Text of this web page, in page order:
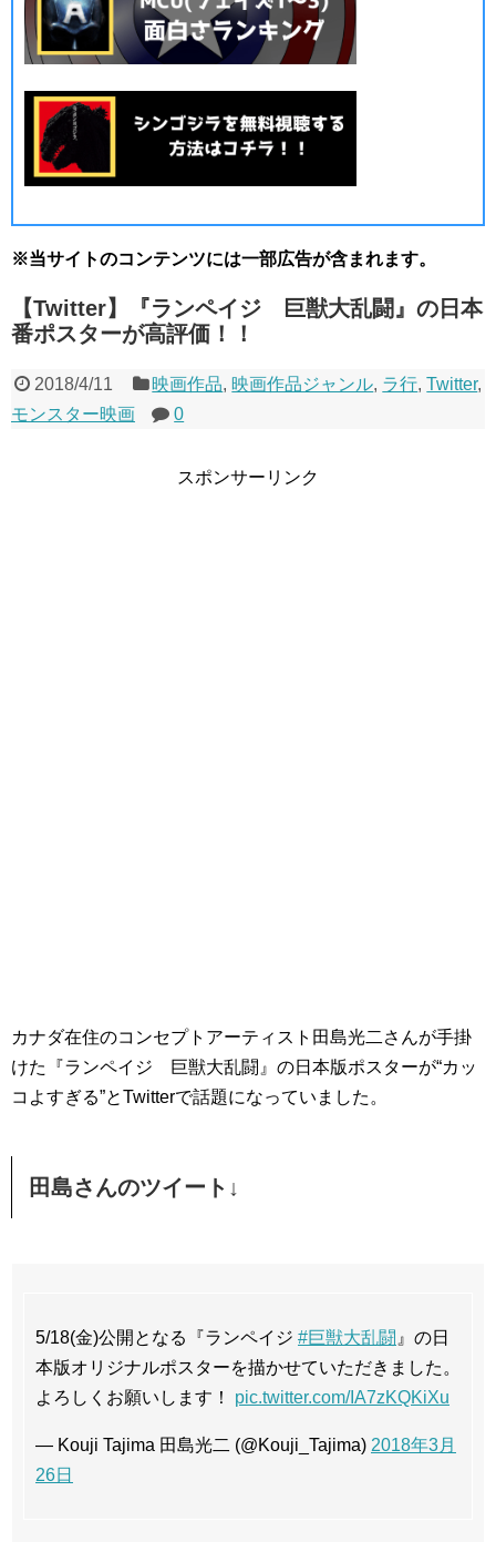
※当サイトのコンテンツには一部広告が含まれます。
【Twitter】『ランペイジ 巨獣大乱闘』の日本
番ポスターが高評価！！
2018/4/11 映画作品, 映画作品ジャンル, ラ行,Twitter,
モンスター映画
0
スポンサーリンク
カナダ在住のコンセプトアーティスト田島光二さんが手掛
けた『ランペイジ 巨獣大乱闘』の日本版ポスターが“カッ
コよすぎる”とTwitterで話題になっていました。
田島さんのツイート↓
5/18(金)公開となる『ランペイジ #巨獣大乱闘 』の日
本版オリジナルポスターを描かせていただきました。
よろしくお願いします！ pic.twitter.com/IA7zKQKiXu
— Kouji Tajima 田島光二 (@Kouji_Tajima) 2018年3月
26日